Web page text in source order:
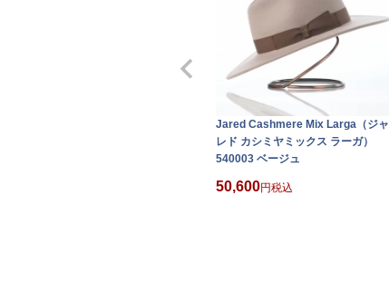
Jared Cashmere Mix Larga（ジャ
レド カシミヤミックス ラーガ）
540003 ベージュ
50,600 税込